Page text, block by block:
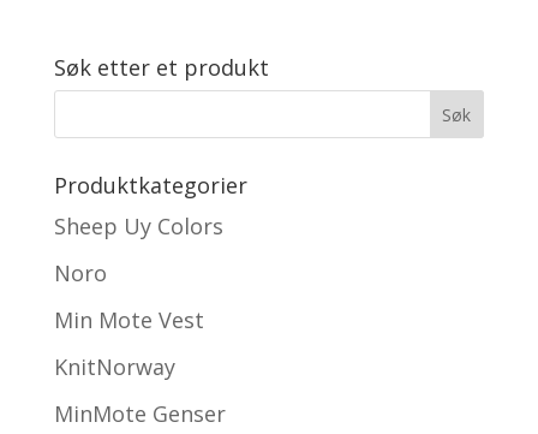
Søk etter et produkt
Produktkategorier
Sheep Uy Colors
Noro
Min Mote Vest
KnitNorway
MinMote Genser